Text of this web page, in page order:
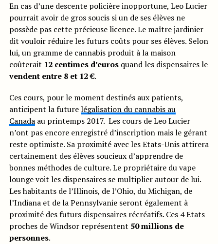
En cas d’une descente policière inopportune, Leo Lucier
pourrait avoir de gros soucis si un de ses élèves ne
possède pas cette précieuse licence. Le maître jardinier
dit vouloir réduire les futurs coûts pour ses élèves. Selon
lui, un gramme de cannabis produit à la maison
coûterait 12 centimes d’eurosquand les dispensaires le
vendent entre 8 et 12 €.
Ces cours, pour le moment destinés aux patients,
anticipent la futurelégalisation du cannabis au
Canadaau printemps 2017. Les cours de Leo Lucier
n’ont pas encore enregistré d’inscription mais le gérant
reste optimiste. Sa proximité avec les Etats-Unis attirera
certainement des élèves soucieux d’apprendre de
bonnes méthodes de culture. Le propriétaire du vape
lounge voit les dispensaires se multiplier autour de lui.
Les habitants de l’Illinois, de l’Ohio, du Michigan, de
l’Indiana et de la Pennsylvanie seront également à
proximité des futurs dispensaires récréatifs. Ces 4 Etats
proches de Windsor représentent 50 millions de
personnes.